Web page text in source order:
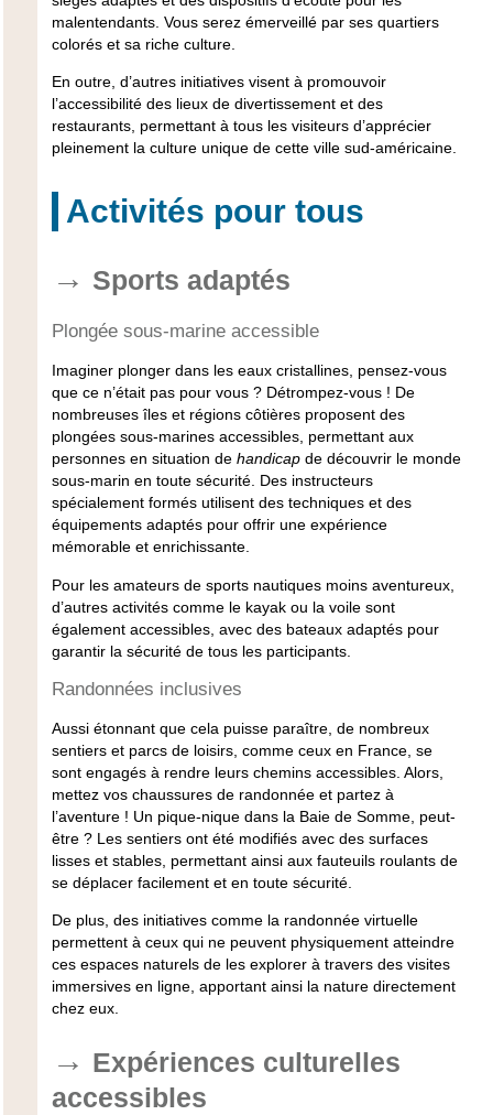
malentendants. Vous serez émerveillé par ses quartiers
colorés et sa riche culture.
En outre, d’autres initiatives visent à promouvoir
l’accessibilité des lieux de divertissement et des
restaurants, permettant à tous les visiteurs d’apprécier
pleinement la culture unique de cette ville sud-américaine.
Activités pour tous
Sports adaptés
Plongée sous-marine accessible
Imaginer plonger dans les eaux cristallines, pensez-vous
que ce n’était pas pour vous ? Détrompez-vous ! De
nombreusesîleset régions côtières proposent des
plongées sous-marinesaccessibles, permettant aux
personnes en situation de handicapde découvrir le monde
sous-marin en toute sécurité. Des instructeurs
spécialement formés utilisent des techniques et des
équipements adaptés pour offrir une expérience
mémorable et enrichissante.
Pour les amateurs de sports nautiques moins aventureux,
d’autres activités comme le kayak ou la voile sont
également accessibles, avec des bateaux adaptés pour
garantir la sécurité de tous les participants.
Randonnées inclusives
Aussi étonnant que cela puisse paraître, de nombreux
sentiers et parcs de loisirs, comme ceux en France, se
sont engagés à rendre leurs chemins accessibles. Alors,
mettez vos chaussures de randonnée et partez à
l’aventure ! Un pique-nique dans la Baie de Somme, peut-
être ? Les sentiers ont été modifiés avec des surfaces
lisses et stables, permettant ainsi aux fauteuils roulants de
se déplacer facilement et en toute sécurité.
De plus, des initiatives comme la randonnée virtuelle
permettent à ceux qui ne peuvent physiquement atteindre
ces espaces naturels de les explorer à travers des visites
immersives en ligne, apportant ainsi la nature directement
chez eux.
Expériences culturelles
accessibles